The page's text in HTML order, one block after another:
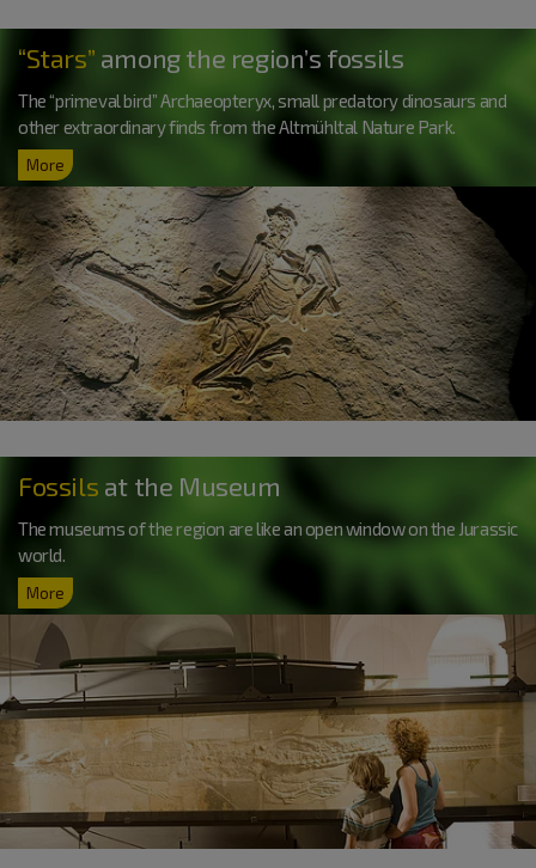
“Stars” among the region’s fossils
The “primeval bird” Archaeopteryx, small predatory dinosaurs and
other extraordinary finds from the Altmühltal Nature Park.
More
Fossils at the Museum
The museums of the region are like an open window on the Jurassic
world.
More